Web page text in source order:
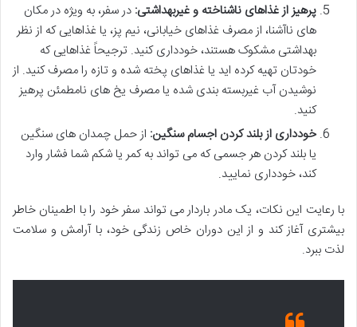
پرهیز از غذاهای ناشناخته و غیربهداشتی: در سفر، به ویژه در مکان
های ناآشنا، از مصرف غذاهای خیابانی، نیم پز، یا غذاهایی که از نظر
بهداشتی مشکوک هستند، خودداری کنید. ترجیحاً غذاهایی که
خودتان تهیه کرده اید یا غذاهای پخته شده و تازه را مصرف کنید. از
نوشیدن آب غیربسته بندی شده یا مصرف یخ های نامطمئن پرهیز
کنید.
خودداری از بلند کردن اجسام سنگین: از حمل چمدان های سنگین
یا بلند کردن هر جسمی که می تواند به کمر یا شکم شما فشار وارد
کند، خودداری نمایید.
با رعایت این نکات، یک مادر باردار می تواند سفر خود را با اطمینان خاطر
بیشتری آغاز کند و از این دوران خاص زندگی خود، با آرامش و سلامت
لذت ببرد.